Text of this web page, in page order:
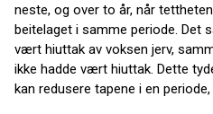
neste, og over to år, når
beitelaget i samme periode. Det
vært hiuttak av voksen jerv,
ikke hadde vært hiuttak. Dette
kan redusere tapene i en